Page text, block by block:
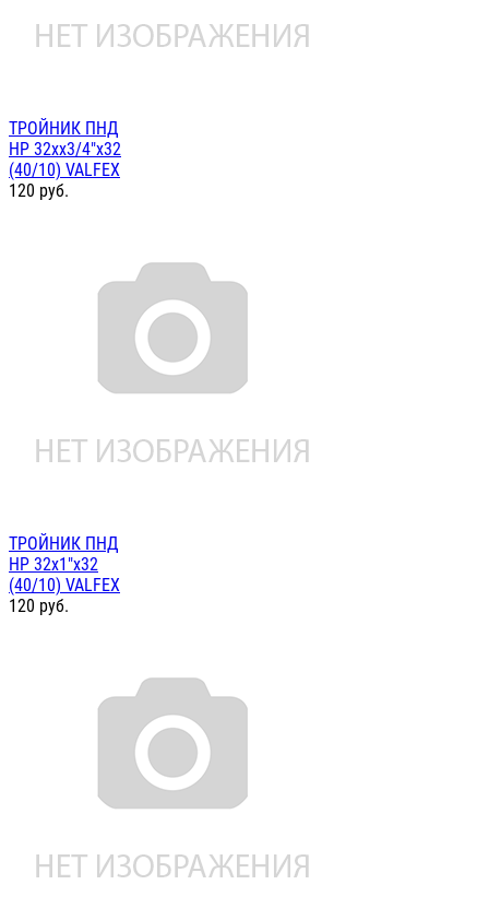
ТРОЙНИК ПНД
НР 32хх3/4"х32
(40/10) VALFEX
120 руб.
ТРОЙНИК ПНД
НР 32х1"х32
(40/10) VALFEX
120 руб.